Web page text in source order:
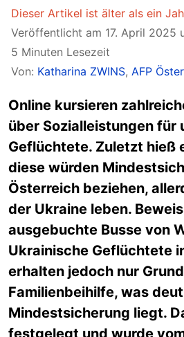
Dieser Artikel ist älter als ein
Veröffentlicht am 17. April 2025
5 Minuten Lesezeit
Von: Katharina ZWINS, AFP
Online kursieren
über Sozialleistungen für
Geflüchtete. Zuletzt hieß
diese würden
Österreich beziehen,
der Ukraine leben.
ausgebuchte Busse von
Ukrainische Geflüchtete
erhalten jedoch nur
Familienbeihilfe, was
Mindestsicherung liegt.
festgelegt und wurde